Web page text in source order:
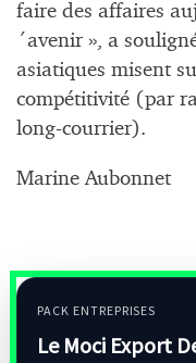
faire des affaires
´avenir », a
asiatiques misent
compétitivité (par
long-courrier).
Marine Aubonnet
PACK ENTREPRISES
Le Moci Export